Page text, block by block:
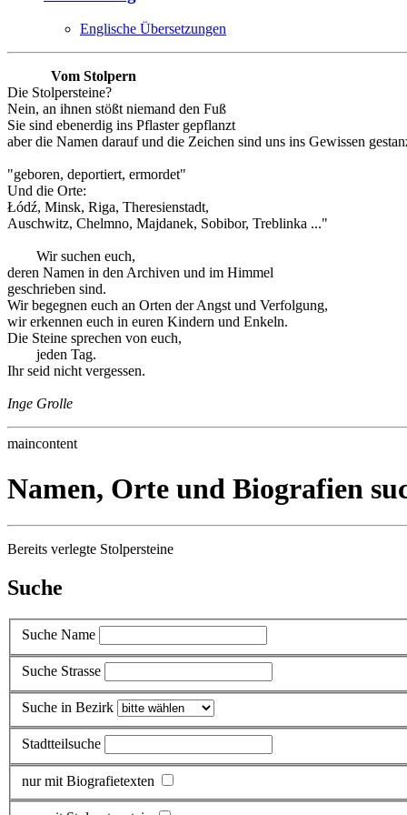
Englische Übersetzungen
Vom Stolpern
Die Stolpersteine?
Nein, an ihnen stößt niemand den Fuß
Sie sind ebenerdig ins Pflaster gepflanzt
aber die Namen darauf und die Zeichen sind uns ins Gewissen
"geboren, deportiert, ermordet"
Und die Orte:
Łódź, Minsk, Riga, Theresienstadt,
Auschwitz, Chelmno, Majdanek, Sobibor, Treblinka ..."
Wir suchen euch,
deren Namen in den Archiven und im Himmel
geschrieben sind.
Wir begegnen euch an Orten der Angst und Verfolgung,
wir erkennen euch in euren Kindern und Enkeln.
Die Steine sprechen von euch,
jeden Tag.
Ihr seid nicht vergessen.
Inge Grolle
maincontent
Namen, Orte und Biografien
Bereits verlegte Stolpersteine
Suche
Suche Name
Suche Strasse
Suche in Bezirk
Stadtteilsuche
nur mit Biografietexten